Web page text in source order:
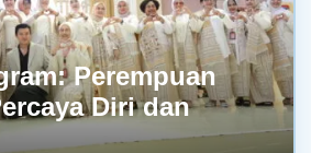
Perempuan
Diri dan